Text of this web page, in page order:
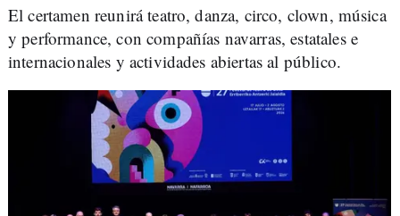
El certamen reunirá teatro, danza, circo, clown, música
y performance, con compañías navarras, estatales e
internacionales y actividades abiertas al público.